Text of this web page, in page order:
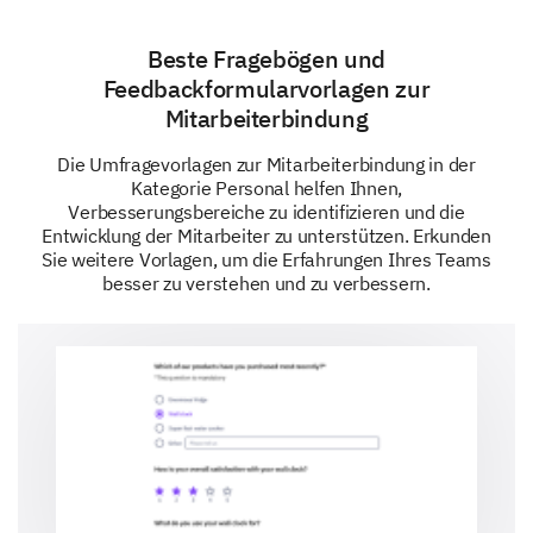
Schlecht
Ausgezeichnet
Privatleben in Einklang zu bringen?
Ihre Bedürfnisse in der
Beste Fragebögen und
Feedbackformularvorlagen zur
Mitarbeiterbindung
Die Umfragevorlagen zur Mitarbeiterbindung in der
Kategorie Personal helfen Ihnen,
Verbesserungsbereiche zu identifizieren und die
Entwicklung der Mitarbeiter zu unterstützen. Erkunden
Sie weitere Vorlagen, um die Erfahrungen Ihres Teams
besser zu verstehen und zu verbessern.